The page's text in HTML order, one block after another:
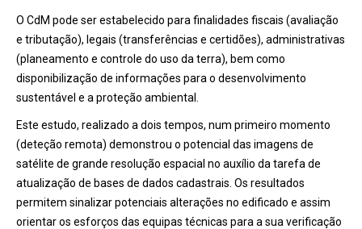
O CdM pode ser estabelecido para finalidades fiscais (avaliação
e tributação), legais (transferências e certidões), administrativas
(planeamento e controle do uso da terra), bem como
disponibilização de informações para o desenvolvimento
sustentável e a proteção ambiental.
Este estudo, realizado a dois tempos, num primeiro momento
(deteção remota) demonstrou o potencial das imagens de
satélite de grande resolução espacial no auxílio da tarefa de
atualização de bases de dados cadastrais. Os resultados
permitem sinalizar potenciais alterações no edificado e assim
orientar os esforços das equipas técnicas para a sua verificação